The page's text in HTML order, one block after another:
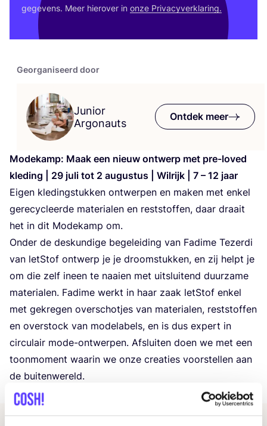
Georganiseerd door
Junior
Argonauts
Ontdek meer
Mode­kamp: Maak een nieuw ont­werp met pre-loved
kle­ding | 29 juli tot 2 augus­tus | Wil­rijk | 7 – 12 jaar
Eigen kle­ding­stuk­ken ont­wer­pen en maken met enkel
gere­cy­cleer­de mate­ri­a­len en rest­stof­fen, daar draait
het in dit Mode­kamp om.
Onder de des­kun­di­ge bege­lei­ding van Fadi­me Tezer­di
van letStof ont­werp je je droom­stuk­ken, en zij helpt je
om die zelf ineen te naai­en met uit­slui­tend duur­za­me
mate­ri­a­len. Fadi­me werkt in haar zaak letStof enkel
met gekre­gen over­schot­jes van mate­ri­a­len, rest­stof­fen
en over­stock van mode­la­bels, en is dus expert in
cir­cu­lair mode-ont­wer­pen. Afslui­ten doen we met een
toon­mo­ment waar­in we onze cre­a­ties voor­stel­len aan
de buitenwereld.
gege­vens. Meer hier­over in onze Pri­va­cy­ver­kla­ring.